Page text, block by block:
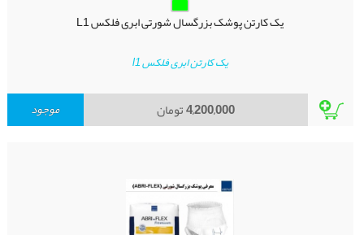
یک کارتن پوشک بزرگسال شورتی ابری فلکس L1
یک کارتن ابری فلکس l1
4,200,000تومان موجود